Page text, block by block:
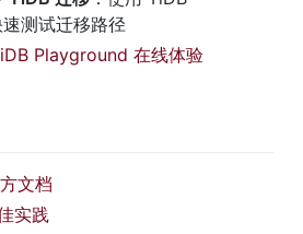
测试迁移路径
Playground 在线体验
文档
实践